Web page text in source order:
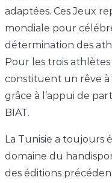
adaptées. Ces Jeux
mondiale pour
détermination des
Pour les trois athlètes
constituent un rêve à
grâce à l’appui de
BIAT.
La Tunisie a toujours
domaine du
des éditions